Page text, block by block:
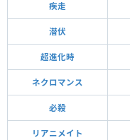
疾走
潜伏
超進化時
ネクロマンス
必殺
リアニメイト